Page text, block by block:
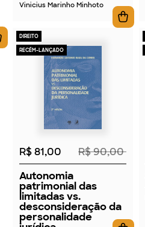
Vinicius Marinho Minhoto
DIREITO
RECÉM-LANÇADO
2026
R$ 81,00
R$ 90,00
Autonomia
patrimonial das
limitadas vs.
desconsideração da
personalidade